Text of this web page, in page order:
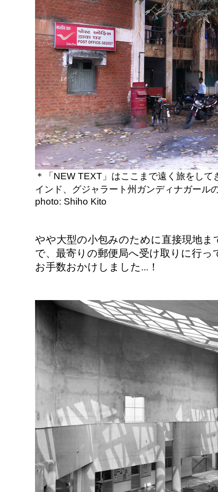
＊「 NEW TEXT 」はここまで遠く旅をして
インド、グジャラート州ガンディナガール
photo: Shiho Kito
やや大型の小包みのために直接現地
で、最寄りの郵便局へ受け取りに行っ
お手数おかけしました...！